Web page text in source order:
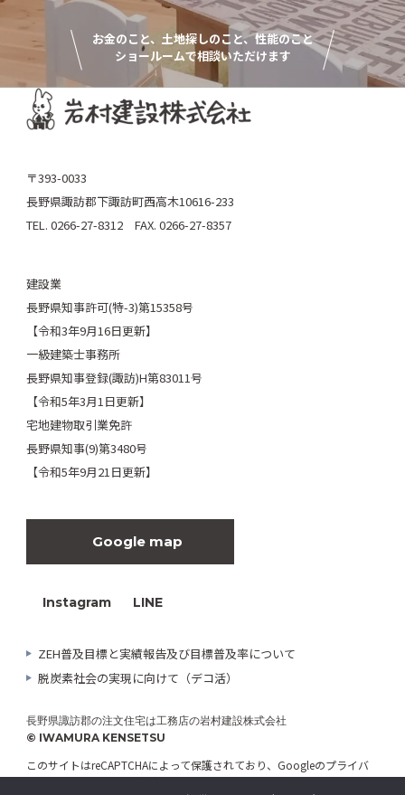
お金のこと、土地探しのこと、性能のこと
ショールームで相談いただけます
〒393-0033
長野県諏訪郡下諏訪町西高木10616-233
TEL. 0266-27-8312 FAX. 0266-27-8357
建設業
長野県知事許可(特-3)第15358号
【令和3年9月16日更新】
一級建築士事務所
長野県知事登録(諏訪)H第83011号
【令和5年3月1日更新】
宅地建物取引業免許
長野県知事(9)第3480号
【令和5年9月21日更新】
Google map
Instagram LINE
ZEH普及目標と実績報告及び目標普及率について
脱炭素社会の実現に向けて（デコ活）
長野県諏訪郡の注文住宅は工務店の岩村建設株式会社
© IWAMURA KENSETSU
このサイトはreCAPTCHAによって保護されており、Googleのプライバ
シーポリシーと利用規約が適用されます。